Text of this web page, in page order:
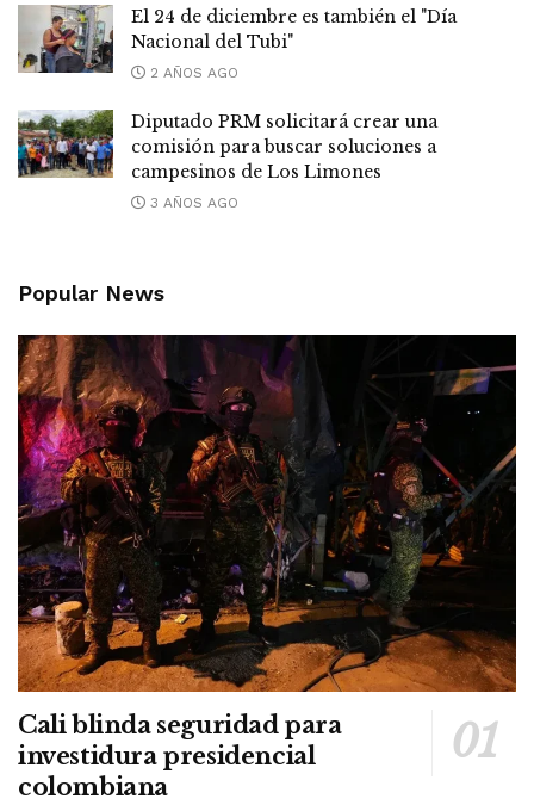
El 24 de diciembre es también el "Día
Nacional del Tubi"
2 AÑOS AGO
Diputado PRM solicitará crear una
comisión para buscar soluciones a
campesinos de Los Limones
3 AÑOS AGO
Popular News
Cali blinda seguridad para
investidura presidencial
colombiana